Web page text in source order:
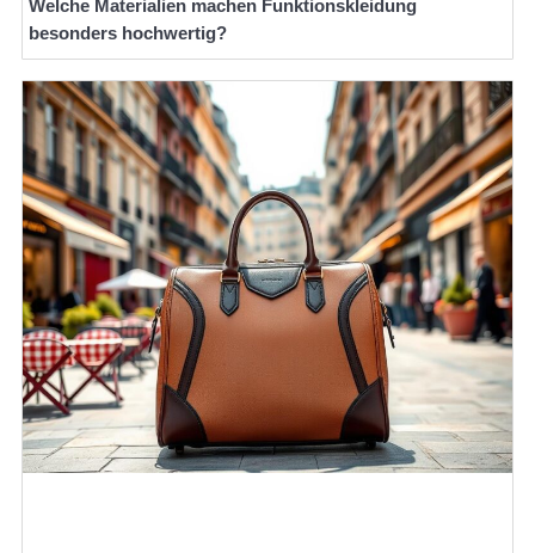
Welche Materialien machen Funktionskleidung
besonders hochwertig?